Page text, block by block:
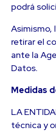
podrá
Asimismo,
retirar el
ante la
Datos.
Medidas
LA
técnica y